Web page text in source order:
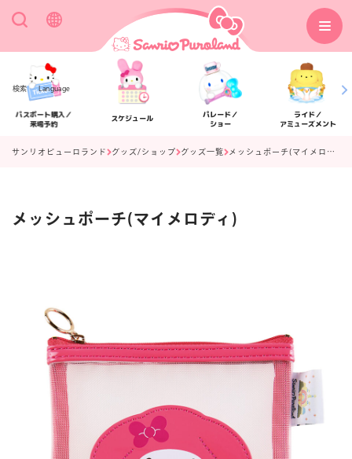
検索 Language
パスポート購入／
来場予約
スケジュール
パレード／
ショー
ライド／
アミューズメント
アクセス フロアマップ
楽しみ方 サービスガイド
サンリオピューロランド グッズ/ショップ グッズ一覧 メッシュポーチ(マイメロディ)
メッシュポーチ(マイメロディ)